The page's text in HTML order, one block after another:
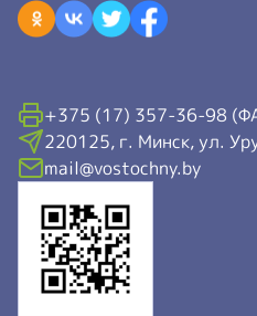
+375 (17) 357-36-98
220125, г. Минск, ул.
mail@vostochny.by